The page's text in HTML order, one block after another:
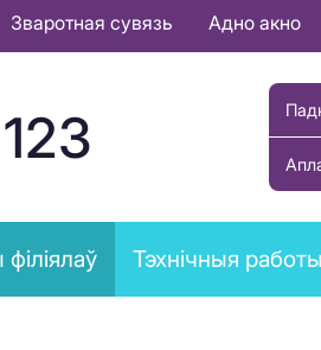
Зваротная сувязь Адно акно
123
Тэхнічныя